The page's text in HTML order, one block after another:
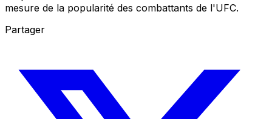
mesure de la popularité des combattants de l'UFC.
Partager